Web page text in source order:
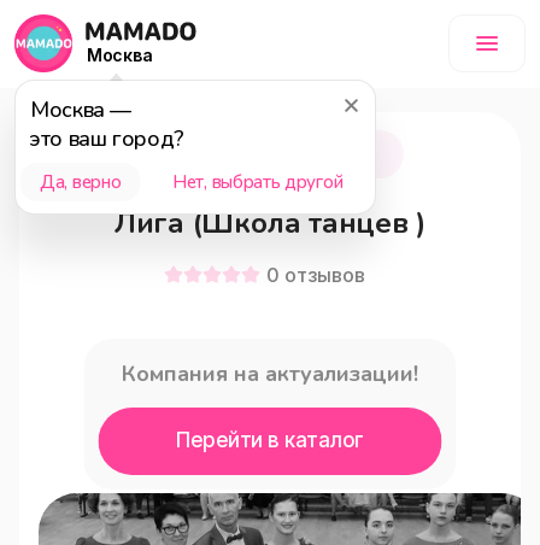
Москва
Москва —
это ваш город?
Да, верно Нет, выбрать другой
Подольск
Лига (Школа танцев )
0 отзывов
Компания на актуализации!
Перейти в каталог